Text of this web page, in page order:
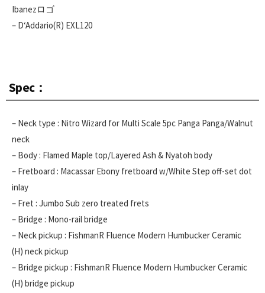
Ibanezロゴ
– D‘Addario(R) EXL120
Spec：
– Neck type : Nitro Wizard for Multi Scale 5pc Panga Panga/Walnut
neck
– Body : Flamed Maple top/Layered Ash & Nyatoh body
– Fretboard : Macassar Ebony fretboard w/White Step off-set dot
inlay
– Fret : Jumbo Sub zero treated frets
– Bridge : Mono-rail bridge
– Neck pickup : FishmanR Fluence Modern Humbucker Ceramic
(H) neck pickup
– Bridge pickup : FishmanR Fluence Modern Humbucker Ceramic
(H) bridge pickup